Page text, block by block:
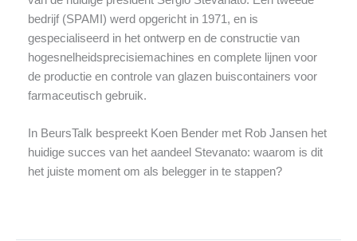
bedrijf (SPAMI) werd opgericht in 1971, en is
gespecialiseerd in het ontwerp en de constructie van
hogesnelheidsprecisiemachines en complete lijnen voor
de productie en controle van glazen buiscontainers voor
farmaceutisch gebruik.
In BeursTalk bespreekt Koen Bender met Rob Jansen het
huidige succes van het aandeel Stevanato: waarom is dit
het juiste moment om als belegger in te stappen?